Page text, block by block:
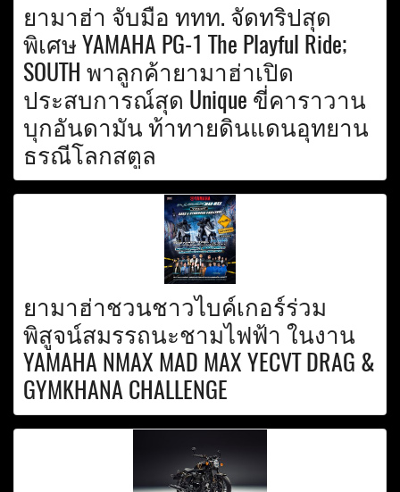
ยามาฮ่า จับมือ ททท. จัดทริปสุด
พิเศษ YAMAHA PG-1 The Playful Ride;
SOUTH พาลูกค้ายามาฮ่าเปิด
ประสบการณ์สุด Unique ขี่คาราวาน
บุกอันดามัน ท้าทายดินแดนอุทยาน
ธรณีโลกสตูล
ยามาฮ่าชวนชาวไบค์เกอร์ร่วม
พิสูจน์สมรรถนะชามไฟฟ้า ในงาน
YAMAHA NMAX MAD MAX YECVT DRAG &
GYMKHANA CHALLENGE